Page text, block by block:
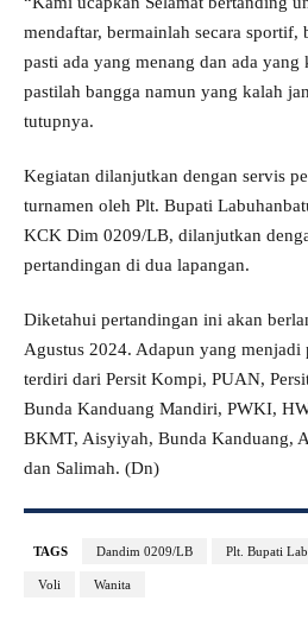
mendaftar, bermainlah secara sportif,
pasti ada yang menang dan ada
pastilah bangga namun yang kalah
tutupnya.
Kegiatan dilanjutkan dengan servis
turnamen oleh Plt. Bupati
KCK Dim 0209/LB, dilanjutkan
pertandingan di dua lapangan.
Diketahui pertandingan ini akan
Agustus 2024. Adapun yang menjadi
terdiri dari Persit Kompi, PUAN,
Bunda Kanduang Mandiri, PWKI,
BKMT, Aisyiyah, Bunda Kanduang,
dan Salimah. (Dn)
TAGS Dandim 0209/LB Plt. Bupati
Voli Wanita